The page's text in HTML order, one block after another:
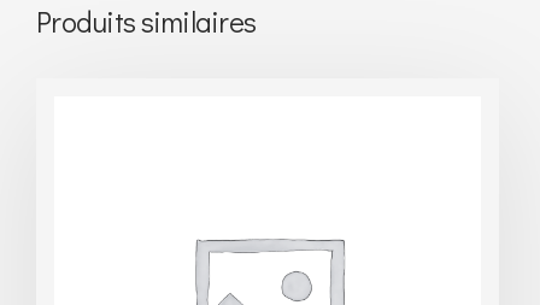
Produits similaires